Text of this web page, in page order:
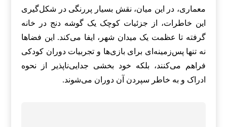
معماری، در این میان، نقش بسیار پررنگی در شکل‌گیری
این خاطرات، از جزئیات کوچک یک گوشه دنج در خانه
گرفته تا عظمت یک میدان شهر، ایفا می‌کند. این فضاها
نه تنها پس‌زمینه‌ای برای بازی‌ها و تجربیات دوران کودکی
فراهم می‌کنند، بلکه خود بخشی جدایی‌ناپذیر از نحوه
ادراک و به خاطر سپردن آن دوران می‌شوند.